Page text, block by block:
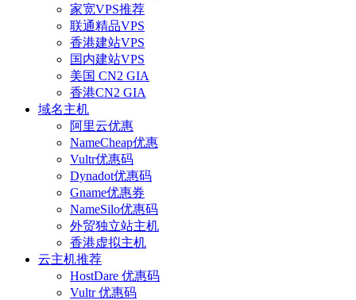
家宽VPS推荐
联通精品VPS
香港建站VPS
国内建站VPS
美国 CN2 GIA
香港CN2 GIA
域名主机
阿里云优惠
NameCheap优惠
Vultr优惠码
Dynadot优惠码
Gname优惠券
NameSilo优惠码
外贸独立站主机
香港虚拟主机
云主机推荐
HostDare 优惠码
Vultr 优惠码